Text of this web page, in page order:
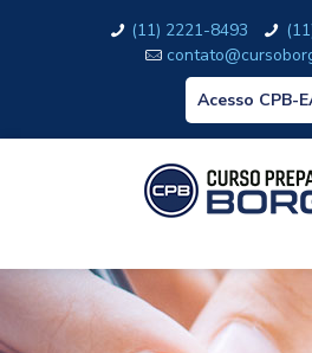
(11) 2221-8493
Acesso CPB-